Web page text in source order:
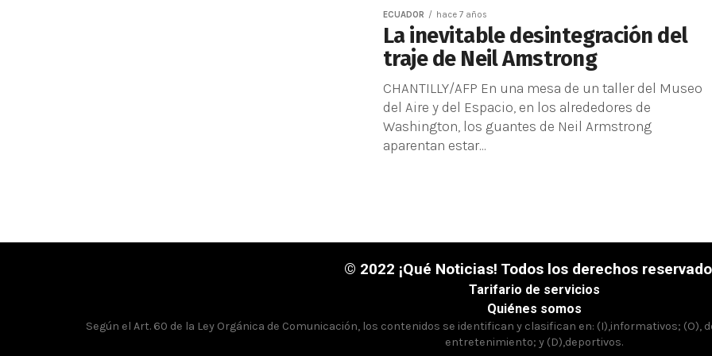
ECUADOR hace 7 años
La inevitable desintegración del
traje de Neil Amstrong
CHANTILLY/AFP En una mesa de un taller del Museo
del Aire y del Espacio, en los alrededores de
Washington, los guantes de Neil Armstrong
aparentan estar...
© 2022 ¡Qué Noticias! Todos los derechos
Tarifario de servicios
Quiénes somos
Según el Art. 60 de la Ley Orgánica de Comunicación, los contenidos se identifican y clasifican en: (I),informativos;
entretenimiento; y (D),deportivos.